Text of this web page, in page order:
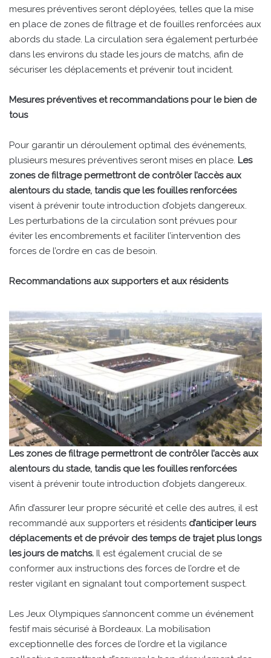
mesures préventives seront déployées, telles que la mise
en place de zones de filtrage et de fouilles renforcées aux
abords du stade. La circulation sera également perturbée
dans les environs du stade les jours de matchs, afin de
sécuriser les déplacements et prévenir tout incident.
Mesures préventives et recommandations pour le bien de
tous
Pour garantir un déroulement optimal des événements,
plusieurs mesures préventives seront mises en place. Les
zones de filtrage permettront de contrôler l’accès aux
alentours du stade, tandis que les fouilles renforcées
visent à prévenir toute introduction d’objets dangereux.
Les perturbations de la circulation sont prévues pour
éviter les encombrements et faciliter l’intervention des
forces de l’ordre en cas de besoin.
Recommandations aux supporters et aux résidents
Les zones de filtrage permettront de contrôler l’accès aux
alentours du stade, tandis que les fouilles renforcées
visent à prévenir toute introduction d’objets dangereux.
Afin d’assurer leur propre sécurité et celle des autres, il est
recommandé aux supporters et résidents d’anticiper leurs
déplacements et de prévoir des temps de trajet plus longs
les jours de matchs. Il est également crucial de se
conformer aux instructions des forces de l’ordre et de
rester vigilant en signalant tout comportement suspect.
Les Jeux Olympiques s’annoncent comme un événement
festif mais sécurisé à Bordeaux. La mobilisation
exceptionnelle des forces de l’ordre et la vigilance